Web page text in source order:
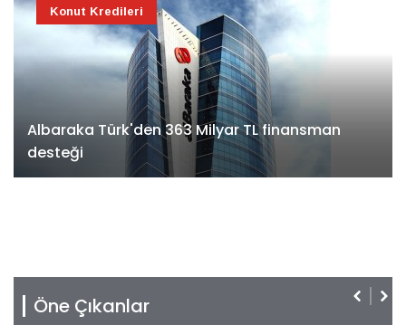
Albaraka Türk'den 363 Milyar TL finansman
desteği
Konut Kredileri
Öne Çıkanlar